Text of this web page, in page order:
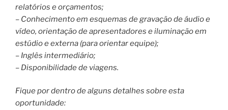
relatórios e orçamentos;
– Conhecimento em esquemas de gravação de áudio e
vídeo, orientação de apresentadores e iluminação em
estúdio e externa (para orientar equipe);
– Inglês intermediário;
– Disponibilidade de viagens.
Fique por dentro de alguns detalhes sobre esta
oportunidade: